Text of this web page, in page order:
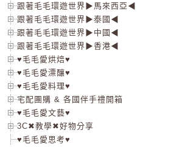
跟著毛毛環遊世界▶馬來西亞◀
跟著毛毛環遊世界▶泰國◀
跟著毛毛環遊世界▶中國◀
跟著毛毛環遊世界▶香港◀
♥毛毛愛烘焙♥
♥毛毛愛漂釀♥
♥毛毛愛料理♥
宅配團購 & 各國伴手禮開箱
♥毛毛愛文藝♥
3C✖教學✖好物分享
♥毛毛愛思考♥